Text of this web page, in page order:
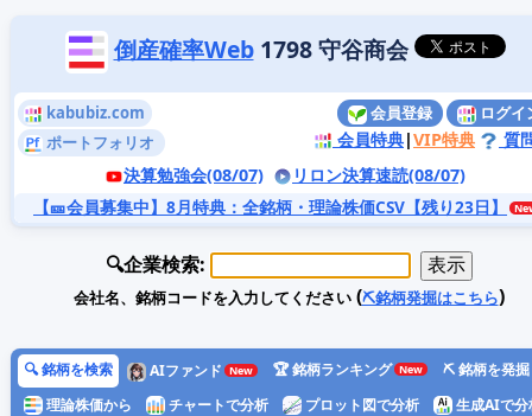
倒産確率Web1798 守谷商会
kabubiz.com
ポートフォリオ
会員登録 ログイ
会員特典|VIP特典
質
決算勉強会(08/07)
リロン決算速読(08/07)
【🎫会員募集中】8月特典 ：全銘柄・理論株価CSV【残り23日】
🔍企業検索:
会社名、銘柄コードを入力してください(⛏️銘柄発掘はこちら)
🔍 銘柄を検索 AIファンド 🏆 銘柄ランキング
⛏️ 銘柄を発掘
理論株価から
チャートで分析 プロット図で分析
生成AIで分